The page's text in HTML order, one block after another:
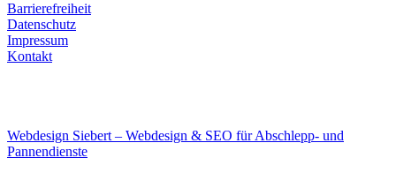
Barrierefreiheit
Datenschutz
Impressum
Kontakt
Webdesign Siebert – Webdesign & SEO für Abschlepp- und
Pannendienste